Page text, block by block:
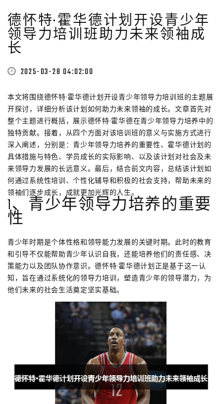
德怀特·霍华德计划开设青少年
领导力培训班助力未来领袖成
长
2025-03-28 04:02:00
本文将围绕德怀特·霍华德计划开设青少年领导力培训班的主题展
开探讨，详细分析该计划如何助力未来领袖的成长。文章首先对
整个主题进行概括，展示德怀特·霍华德在青少年领导力培养中的
独特贡献。接着，从四个方面对该培训班的意义与实施方式进行
深入阐述，分别是：青少年领导力培养的重要性、霍华德计划的
具体措施与特色、学员成长的实际影响、以及该计划对社会及未
来领导力发展的长远意义。最后，结合前文内容，总结该计划如
何通过系统性培训、个性化辅导和积极的社会支持，帮助未来的
领袖们逐步成长，成就更加光辉的人生。
1、青少年领导力培养的重要
性
青少年时期是个体性格和领导能力发展的关键时期。此时的教育
和引导不仅能帮助青少年认识自我，还能培养他们的责任感、决
策能力以及团队协作意识。德怀特·霍华德计划正是基于这一认
知，旨在通过系统化的领导力培训，塑造青少年的领导潜力，为
他们未来的社会生活奠定坚实基础。